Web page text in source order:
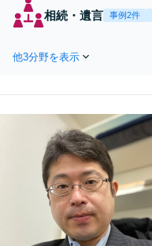
相続・遺言 事例2件
他3分野を表示